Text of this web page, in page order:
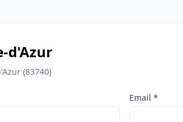
d'Azur
(83740)
Email *